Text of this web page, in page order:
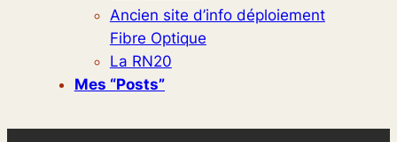
Ancien site d’info déploiement
Fibre Optique
La RN20
Mes “posts”